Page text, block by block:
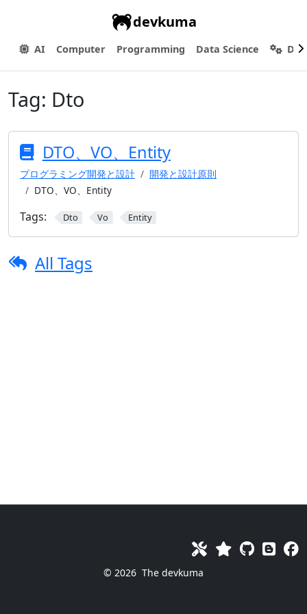
devkuma
AI Computer Programming Data Science
Tag: Dto
DTO、VO、Entity
プログラミング開発と設計
開発と設計原則
DTO、VO、Entity
Tags: Dto Vo Entity
All Tags
© 2026 The devkuma